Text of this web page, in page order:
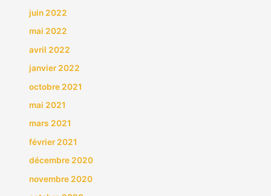
juin 2022
mai 2022
avril 2022
janvier 2022
octobre 2021
mai 2021
mars 2021
février 2021
décembre 2020
novembre 2020